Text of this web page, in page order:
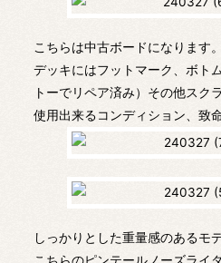
こちらは中古ボードになります。
デッキにはフットマーク、ボト
トーでリペア済み）その他スク
使用出来るコンディション、致
しっかりとした重量感のあるモ
こちらのピンテールノーズライ